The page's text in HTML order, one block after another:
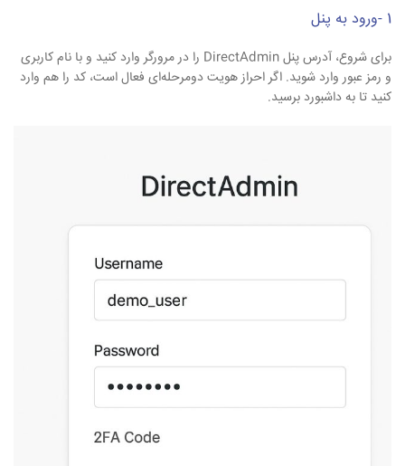
1 -ورود به پنل
برای شروع، آدرس پنل DirectAdmin را در مرورگر وارد کنید و با نام کاربری
و رمز عبور وارد شوید. اگر احراز هویت دومرحله‌ای فعال است، کد را هم وارد
کنید تا به داشبورد برسید.